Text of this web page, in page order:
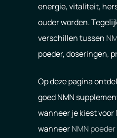
energie, vitaliteit,
ouder worden.
verschillen tussen
poeder, doseringen,
Op deze pagina
goed NMN
wanneer je kiest voor
wanneerNMN poeder